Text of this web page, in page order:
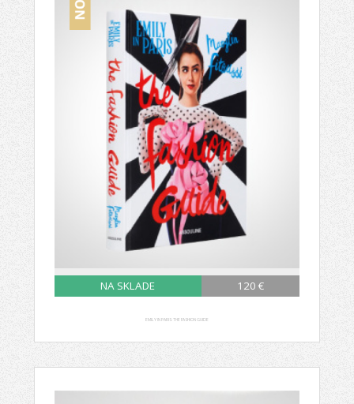
NA SKLADE 120 €
EMILY IN PARIS: THE FASHION GUIDE